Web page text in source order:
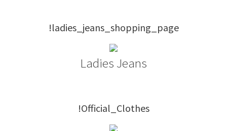
!ladies_jeans_shopping_page
Ladies Jeans
!Official_Clothes